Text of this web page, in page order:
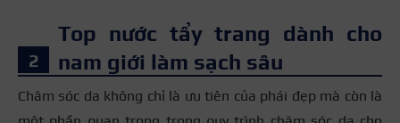
Top nước tẩy trang dành cho
nam giới làm sạch sâu
Chăm sóc da không chỉ là ưu tiên của phái đẹp mà còn là